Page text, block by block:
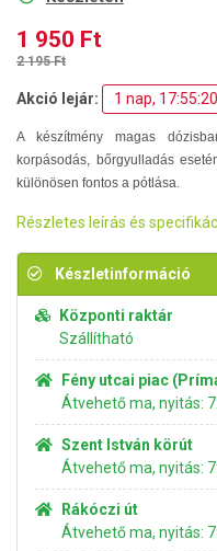
1 950 Ft
2 195 Ft
Akció lejár: 1 nap, 17:55:19
A készítmény magas
korpásodás, bőrgyulladás
különösen fontos a pótlása.
Részletes leírás és
Készletinformáció
Központi raktár
Szállítható
Fény utcai piac
Átvehető ma, nyitás:
Szent István körút
Átvehető ma, nyitás:
Rákóczi út
Átvehető ma, nyitás: